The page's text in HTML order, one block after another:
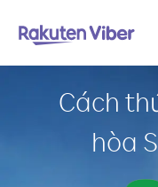
Cách
hòa